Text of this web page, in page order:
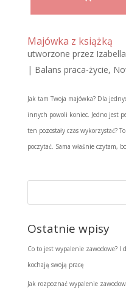
Majówka z książką
utworzone przez
| Balans praca-życie,
Jak tam Twoja majówka? Dla
innych powoli koniec. Jedno jest
ten pozostały czas wykorzystać?
poczytać. Sama właśnie czytam,
Ostatnie wpisy
Co to jest wypalenie zawodowe? I
kochają swoją pracę
Jak rozpoznać wypalenie